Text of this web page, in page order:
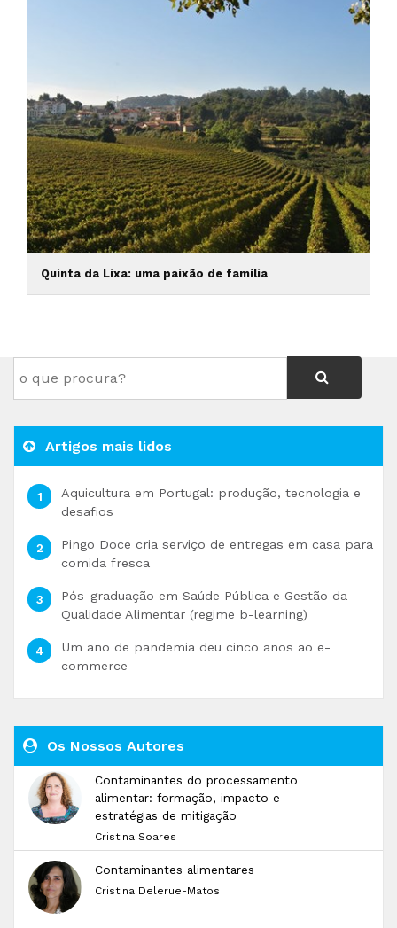
Quinta da Lixa: uma paixão de família
Artigos mais lidos
Aquicultura em Portugal: produção, tecnologia e
desafios
Pingo Doce cria serviço de entregas em casa para
comida fresca
Pós-graduação em Saúde Pública e Gestão da
Qualidade Alimentar (regime b-learning)
Um ano de pandemia deu cinco anos ao e-
commerce
Os Nossos Autores
Contaminantes do processamento
alimentar: formação, impacto e
estratégias de mitigação
Cristina Soares
Contaminantes alimentares
Cristina Delerue-Matos